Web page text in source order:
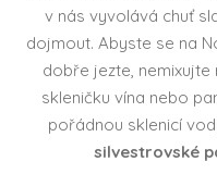
v nás vyvolává chuť
dojmout. Abyste se na
dobře jezte,
skleničku vína nebo
pořádnou sklenicí
silvestrovské